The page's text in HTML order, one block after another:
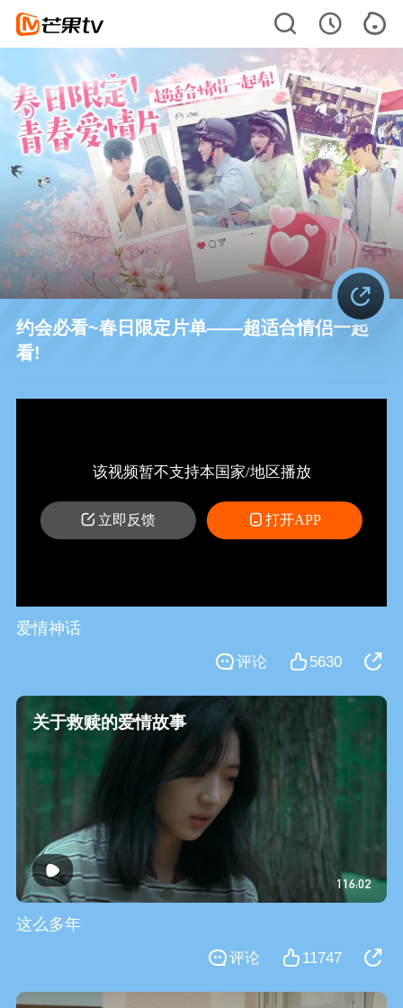
约会必看~春日限定片单——超适合情侣一起
看!
该视频暂不支持本国家/地区播放
立即反馈 打开APP
爱情神话
5630
评论
关于救赎的爱情故事
116:02
这么多年
11747
评论